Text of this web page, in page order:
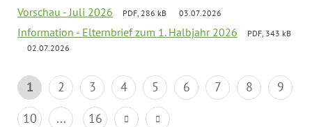
Vorschau - Juli 2026 PDF, 286 kB 03.07.2026
Information - Elternbrief zum 1. Halbjahr 2026
PDF, 343 kB
02.07.2026
1 2 3 4 5 6 7 8
9
10
... 16